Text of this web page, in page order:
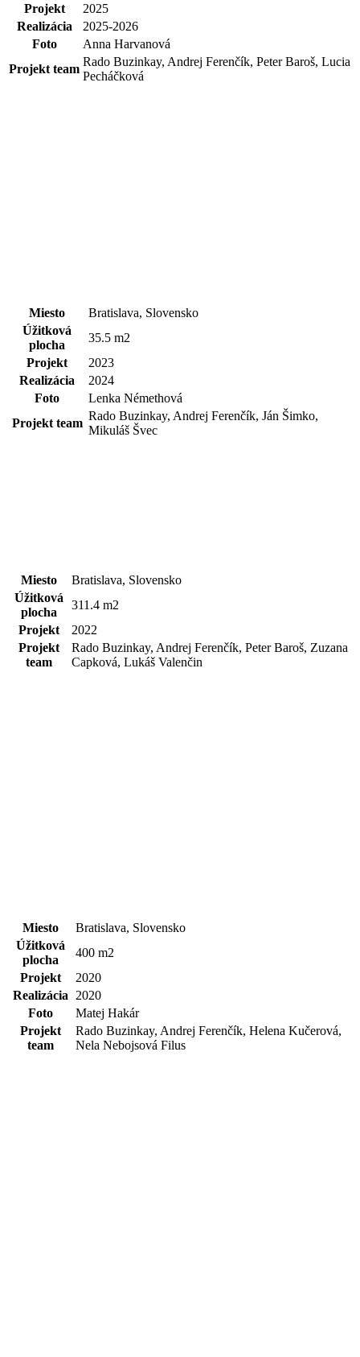
Projekt
2025
Realizácia
2025-2026
Foto
Anna Harvanová
Projekt team
Rado Buzinkay, Andrej Ferenčík, Peter Baroš, Lucia
Pecháčková
Miesto
Bratislava, Slovensko
Úžitková
plocha
35.5 m2
Projekt
2023
Realizácia
2024
Foto
Lenka Némethová
Projekt team
Rado Buzinkay, Andrej Ferenčík, Ján Šimko,
Mikuláš Švec
Miesto
Bratislava, Slovensko
Úžitková
plocha
311.4 m2
Projekt
2022
Projekt
team
Rado Buzinkay, Andrej Ferenčík, Peter Baroš, Zuzana
Capková, Lukáš Valenčin
Miesto
Bratislava, Slovensko
Úžitková
plocha
400 m2
Projekt
2020
Realizácia
2020
Foto
Matej Hakár
Projekt
team
Rado Buzinkay, Andrej Ferenčík, Helena Kučerová,
Nela Nebojsová Filus